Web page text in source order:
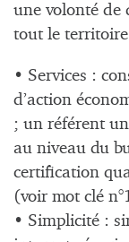
une volonté de
tout le
• Services :
d’action
; un référent
au niveau du
certification
(voir mot clé
• Simplicité :